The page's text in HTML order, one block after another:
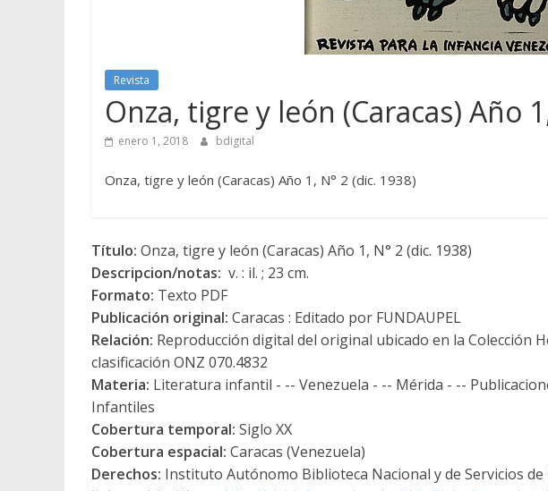
Revista
Onza, tigre y león (Caracas) Año
enero 1, 2018 bdigital
Onza, tigre y león (Caracas) Año 1, N° 2 (dic. 1938)
Título: Onza, tigre y león (Caracas) Año 1, N° 2 (dic. 1938)
Descripcion/notas: v. : il. ; 23 cm.
Formato: Texto PDF
Publicación original: Caracas : Editado por FUNDAUPEL
Relación: Reproducción digital del original ubicado en la Colección
clasificación ONZ 070.4832
Materia: Literatura infantil - -- Venezuela - -- Mérida - --
Infantiles
Cobertura temporal: Siglo XX
Cobertura espacial: Caracas (Venezuela)
Derechos: Instituto Autónomo Biblioteca Nacional y de Servicios de